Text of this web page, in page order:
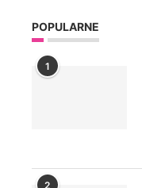
POPULARNE
1
2